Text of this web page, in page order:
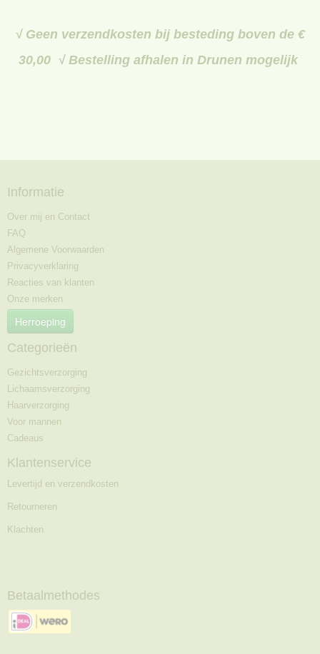
√ Geen verzendkosten bij besteding boven de €
30,00 √ Bestelling afhalen in Drunen mogelijk
Informatie
Over mij en Contact
FAQ
Algemene Voorwaarden
Privacyverklaring
Reacties van klanten
Onze merken
Herroeping
Categorieën
Gezichtsverzorging
Lichaamsverzorging
Haarverzorging
Voor mannen
Cadeaus
Klantenservice
Levertijd en verzendkosten
Retourneren
Klachten
Betaalmethodes